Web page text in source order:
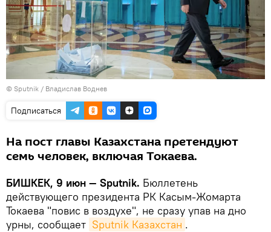
© Sputnik / Владислав Воднев
Подписаться
На пост главы Казахстана претендуют
семь человек, включая Токаева.
БИШКЕК, 9 июн — Sputnik. Бюллетень
действующего президента РК Касым-Жомарта
Токаева "повис в воздухе", не сразу упав на дно
урны, сообщает Sputnik Казахстан .